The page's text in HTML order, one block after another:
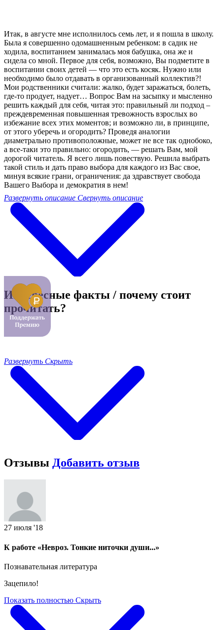
Итак, в августе мне исполнилось семь лет, и я пошла в школу.
Была я совершенно одомашненным ребенком: в садик не
ходила, воспитанием занималась моя бабушка, она же и
сидела со мной. Первое для себя, возможно, Вы подметите в
воспитании своих детей — что это есть косяк. Нужно или
необходимо было отдавать в организованный коллектив?!
Мои родственники считали: жалко, будет заражаться, болеть,
где-то продует, надует… Вопрос Вам на засыпку и мысленно
решить каждый для себя, читая это: правильный ли подход –
преждевременная повышенная тревожность взрослых во
избежание всех этих моментов; и возможно ли, в принципе,
от этого уберечь и огородить? Проведя аналогии
диаметрально противоположные, может не все так однобоко,
а все-таки это правильно: огородить, — решать Вам, мой
дорогой читатель. Я всего лишь повествую. Решила выбрать
такой стиль и дать право выбора для каждого из Вас свое,
минуя всякие грани, ограничения: да здравствует свобода
Вашего Выбора и демократия в нем!
Развернуть описание Свернуть описание
Интересные факты / почему стоит
прочитать?
Развернуть Скрыть
Отзывы Добавить отзыв
27 июля '18
К работе «Невроз. Тонкие ниточки души...»
Познавательная литература
Зацепило!
Показать полностью Скрыть